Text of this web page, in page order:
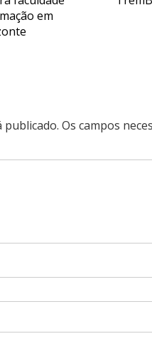
em
Os campos